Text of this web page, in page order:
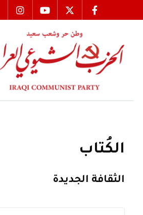
الكُتاب
الثقافة الجديدة